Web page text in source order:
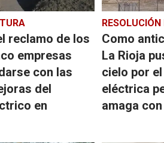
reclamo de los
empresas
con las
del
en
RESOLUCIÓN
Como
La Rioja
cielo por
eléctrica
amaga